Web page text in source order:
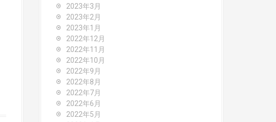
2023年3月
2023年2月
2023年1月
2022年12月
2022年11月
2022年10月
2022年9月
2022年8月
2022年7月
2022年6月
2022年5月